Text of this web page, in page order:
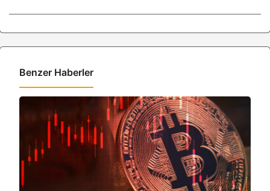
Benzer Haberler